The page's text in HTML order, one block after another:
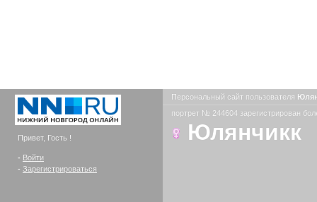
Привет, Гость !
- Войти
- Зарегистрироваться
Персональный сайт пользователя
портрет № 244604 зарегистрирован
Юлянчикк